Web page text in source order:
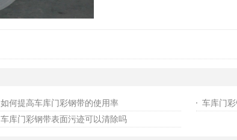
如何提高车库门彩钢带的使用率
车库门
车库门彩钢带表面污迹可以清除吗